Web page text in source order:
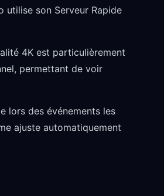
utilise son Serveur Rapide
4K est particulièrement
permettant de voir
lors des événements les
ajuste automatiquement